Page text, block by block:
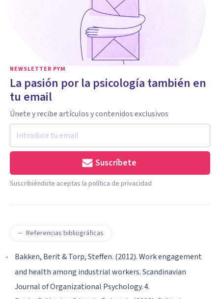
NEWSLETTER PYM
La pasión por la psicología también en
tu email
Únete y recibe artículos y contenidos exclusivos
Suscríbete
Suscribiéndote aceptas la política de privacidad
Referencias bibliográficas
Bakken, Berit & Torp, Steffen. (2012). Work engagement
and health among industrial workers. Scandinavian
Journal of Organizational Psychology. 4.